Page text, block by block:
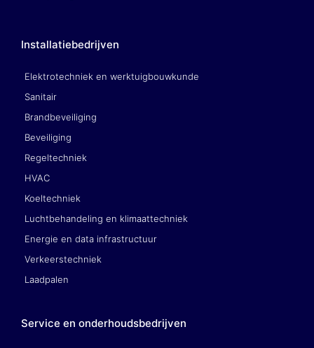
Installatiebedrijven
Elektrotechniek en werktuigbouwkunde
Sanitair
Brandbeveiliging
Beveiliging
Regeltechniek
HVAC
Koeltechniek
Luchtbehandeling en klimaattechniek
Energie en data infrastructuur
Verkeerstechniek
Laadpalen
Service en onderhoudsbedrijven